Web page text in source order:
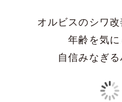
オルビスのシワ
年齢を気
自信みなぎ